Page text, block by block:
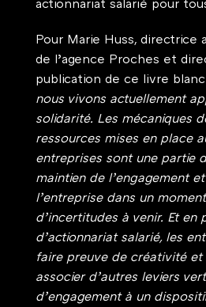
actionnariat salarié pour
Pour Marie Huss, directrice
de l’agence Proches et
publication de ce livre
nous vivons actuellement
solidarité. Les mécaniques
ressources mises en place
entreprises sont une partie
maintien de l’engagement
l’entreprise dans un
d’incertitudes à venir. Et en
d’actionnariat salarié, les
faire preuve de créativité et
associer d’autres leviers
d’engagement à un